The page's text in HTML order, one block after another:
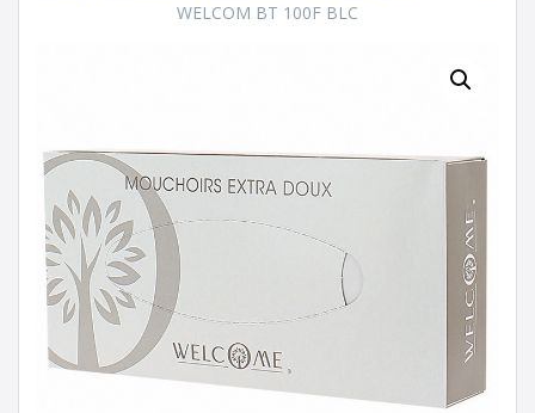
WELCOM BT 100F BLC